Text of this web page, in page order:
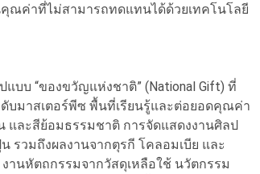
ค่าที่ไม่สามารถทดแทนได้ด้วยเทคโนโลยี
บบ “ของขวัญแห่งชาติ” (National Gift) ที่
บมาสเตอร์พีซ พื้นที่เรียนรู้และต่อยอดคุณค่า
และสีย้อมธรรมชาติ การจัดแสดงงานศิลป
รวมถึงผลงานจากตุรกี โคลอมเบีย และ
านหัตถกรรมจากวัสดุเหลือใช้ นวัตกรรม